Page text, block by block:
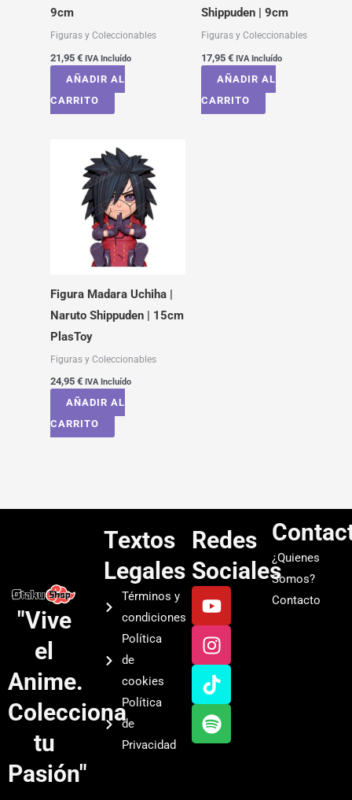
9cm
Figuras y Coleccionables
21,95 € IVA Incluído
AÑADIR AL
CARRITO
Shippuden | 9cm
Figuras y Coleccionables
17,95 € IVA Incluído
AÑADIR AL
CARRITO
Figura Madara Uchiha |
Naruto Shippuden | 15cm
PlasToy
Figuras y Coleccionables
24,95 € IVA Incluído
AÑADIR AL
CARRITO
"Vive
el
Anime.
Colecciona
tu
Pasión"
Textos
Legales
Términos y
condiciones
Política
de
cookies
Política
de
Privacidad
Redes
Sociales
Y
o
u
t
u
b
e
I
n
s
t
a
g
r
a
T
i
k
t
o
k
S
p
o
t
i
f
y
¿Quienes
Somos?
Contacto